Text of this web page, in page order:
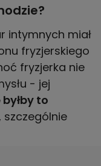
intymnych miał
fryzjerskiego
fryzjerka nie
- jej
to
szczególnie